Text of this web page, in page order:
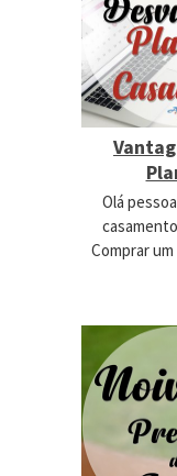
Olá
Comprar